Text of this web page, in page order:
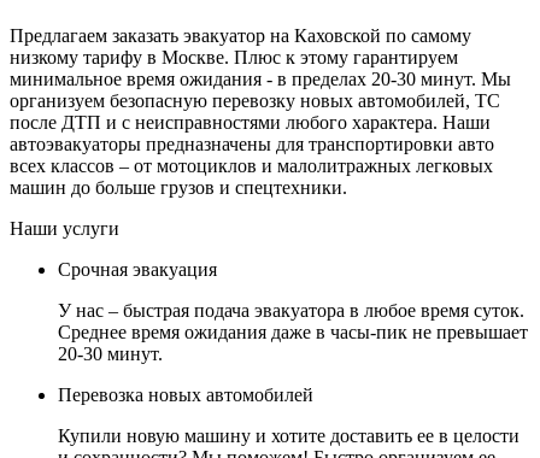
Предлагаем заказать эвакуатор на Каховской по самому
низкому тарифу в Москве. Плюс к этому гарантируем
минимальное время ожидания - в пределах 20-30 минут. Мы
организуем безопасную перевозку новых автомобилей, ТС
после ДТП и с неисправностями любого характера. Наши
автоэвакуаторы предназначены для транспортировки авто
всех классов – от мотоциклов и малолитражных легковых
машин до больше грузов и спецтехники.
Наши услуги
Срочная эвакуация
У нас – быстрая подача эвакуатора в любое время суток.
Среднее время ожидания даже в часы-пик не превышает
20-30 минут.
Перевозка новых автомобилей
Купили новую машину и хотите доставить ее в целости